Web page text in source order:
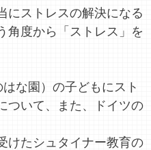
にストレスの解決になる
角度から「ストレス」を
な園）の子どもにスト
ついて、また、ドイツの
けたシュタイナー教育の